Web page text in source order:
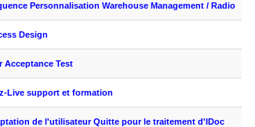
Personnalisation Warehouse Management / Radio
Design
Acceptance Test
-Live support et formation
de l'utilisateur Quitte pour le traitement d'IDoc